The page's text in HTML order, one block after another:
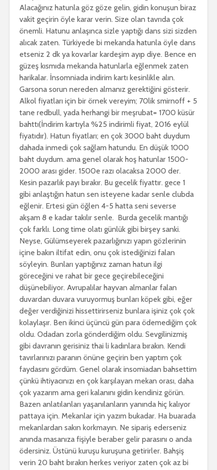
Alacağınız hatunla göz göze gelin, gidin konuşun biraz
vakit geçirin öyle karar verin. Size olan tavrıda çok
önemli. Hatunu anlaşınca sizle yaptığı dans sizi sizden
alıcak zaten. Türkiyede bi mekanda hatunla öyle dans
etseniz 2 dk ya kovarlar kardeşim ayıp diye. Bence en
güzeş kısmıda mekanda hatunlarla eğlenmek zaten
harikalar. İnsomniada indirim kartı kesinlikle alın.
Garsona sorun nereden almanız gerektiğini gösterir.
Alkol fiyatları için bir örnek vereyim; 70lik smirnoff + 5
tane redbull, yada herhangi bir meşrubat= 1700 küsür
bahttı(İndirim kartıyla %25 indirimli fiyat, 2016 eylül
fiyatıdır). Hatun fiyatları; en çok 3000 baht duydum
dahada inmedi çok sağlam hatundu. En düşük 1000
baht duydum. ama genel olarak hoş hatunlar 1500-
2000 arası gider. 1500e razı olacaksa 2000 der.
Kesin pazarlık payı bırakır. Bu gecelik fiyattır. gece 1
gibi anlaştığın hatun sen isteyene kadar senle clubda
eğlenir. Ertesi gün öğlen 4-5 hatta seni severse
akşam 8 e kadar takılır senle. Burda gecelik mantığı
çok farklı. Long time olatı günlük gibi birşey sanki.
Neyse, Gülümseyerek pazarlığınızı yapın gözlerinin
içine bakın iltifat edin, onu çok istediğinizi falan
söyleyin. Bunları yaptığınız zaman hatun ilgi
göreceğini ve rahat bir gece geçirebileceğini
düşünebiliyor. Avrupalılar hayvan almanlar falan
duvardan duvara vuruyormuş bunları köpek gibi, eğer
değer verdiğinizi hissettirirseniz bunlara işiniz çok çok
kolaylaşır. Ben ikinci üçüncü gün para ödemediğim çok
oldu. Odadan zorla gönderdiğim oldu. Sevgilinizmiş
gibi davranın gerisiniz thai li kadınlara bırakın. Kendi
tavırlarınızı paranın önüne geçirin ben yaptım çok
faydasını gördüm. Genel olarak insomiadan bahsettim
çünkü ihtiyacınızı en çok karşılayan mekan orası, daha
çok yazarım ama geri kalanını gidin kendiniz görün.
Bazen anlatılanları yaşanılanların yanında hiç kalıyor
pattaya için. Mekanlar için yazım bukadar. Ha buarada
mekanlardan sakın korkmayın. Ne sipariş ederseniz
anında masanıza fişiyle beraber gelir parasını o anda
ödersiniz. Üstünü kuruşu kuruşuna getirirler. Bahşiş
verin 20 baht bırakın herkes veriyor zaten çok az bi